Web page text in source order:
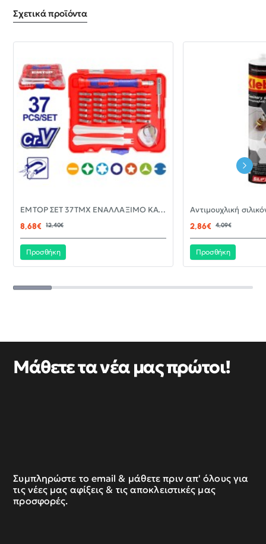
Σχετικά προϊόντα
-30%EMTOP ΣΕΤ 37ΤΜΧ ΕΝΑΛΛΑΞΙΜΟ ΚΑΤΣΑΒΙΔΙ ΜΕ ΜΥΤΕΣ EBST03702
8,68€
12,40€
Προσθήκη
2,86€ 4,09€
Προσθήκη
Μάθετε τα νέα μας πρώτοι!
Συμπληρώστε το email & μάθετε πριν απ' όλους για
τις νέες μας αφίξεις & τις αποκλειστικές μας
προσφορές.